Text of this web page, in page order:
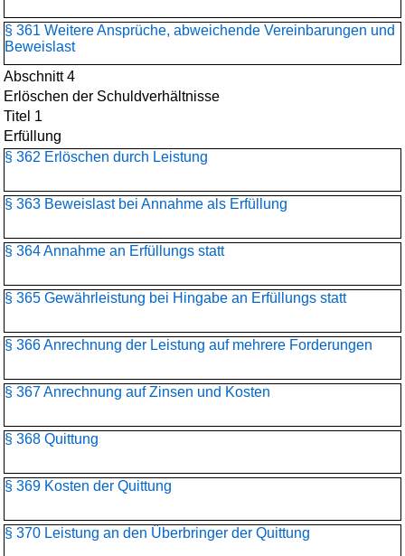
§ 361 Weitere Ansprüche, abweichende Vereinbarungen und
Beweislast
Abschnitt 4
Erlöschen der Schuldverhältnisse
Titel 1
Erfüllung
§ 362 Erlöschen durch Leistung
§ 363 Beweislast bei Annahme als Erfüllung
§ 364 Annahme an Erfüllungs statt
§ 365 Gewährleistung bei Hingabe an Erfüllungs statt
§ 366 Anrechnung der Leistung auf mehrere Forderungen
§ 367 Anrechnung auf Zinsen und Kosten
§ 368 Quittung
§ 369 Kosten der Quittung
§ 370 Leistung an den Überbringer der Quittung